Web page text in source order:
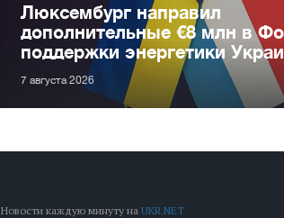
Люксембург направил
дополнительные €8 млн в
поддержки энергетики
7 августа 2026
Новости каждую минуту наUKR.NET